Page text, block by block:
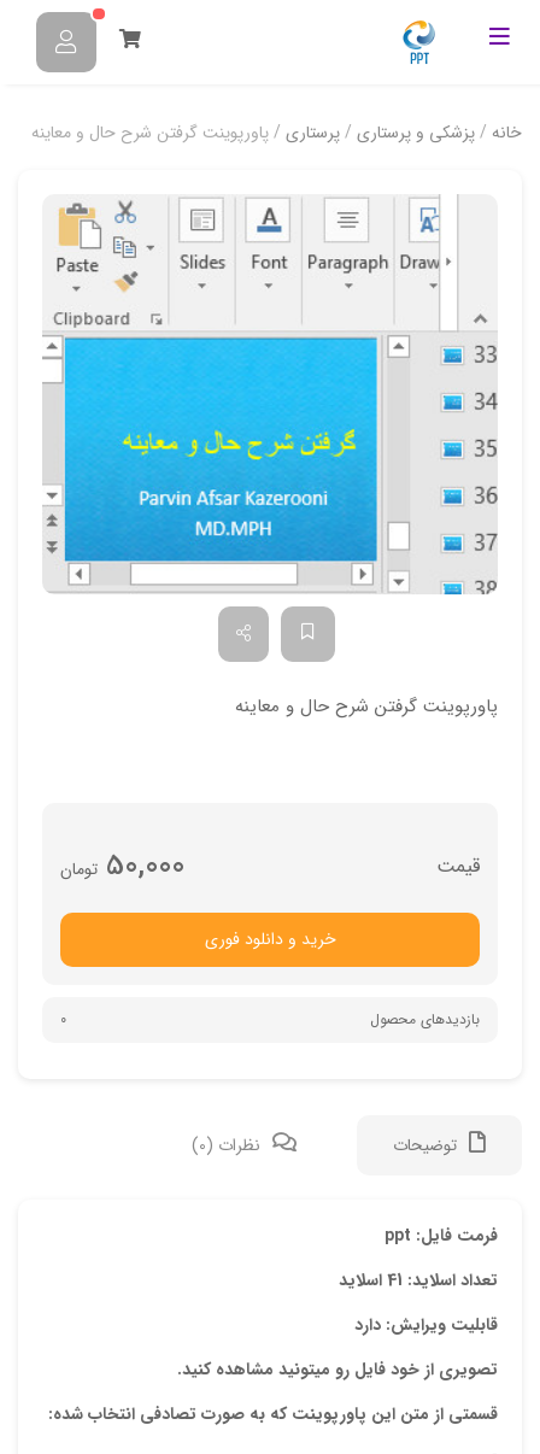
خانه /پزشکی و پرستاری /پرستاری / پاورپوینت گرفتن شرح حال و معاینه
پاورپوینت گرفتن شرح حال و معاینه
تومان 50,000
خرید و دانلود فوری
بازدیدهای محصول 0
توضیحات نظرات (0)
فرمت فایل: ppt
تعداد اسلاید: 41 اسلاید
قابلیت ویرایش: دارد
تصویری از خود فایل رو میتونید مشاهده کنید.
قسمتی از متن این پاورپوینت که به صورت تصادفی انتخاب شده: